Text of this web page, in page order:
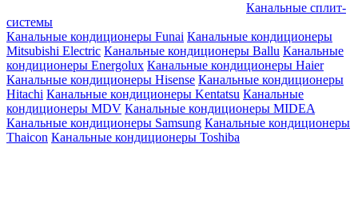
Канальные сплит-
системы
Канальные кондиционеры Funai Канальные кондиционеры
Mitsubishi Electric Канальные кондиционеры Ballu Канальные
кондиционеры Energolux Канальные кондиционеры Haier
Канальные кондиционеры Hisense Канальные кондиционеры
Hitachi Канальные кондиционеры Kentatsu Канальные
кондиционеры MDV Канальные кондиционеры MIDEA
Канальные кондиционеры Samsung Канальные кондиционеры
Thaicon Канальные кондиционеры Toshiba